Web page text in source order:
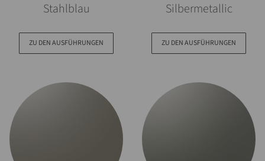
Stahlblau
ZU DEN AUSFÜHRUNGEN
Silbermetallic
ZU DEN AUSFÜHRUNGEN